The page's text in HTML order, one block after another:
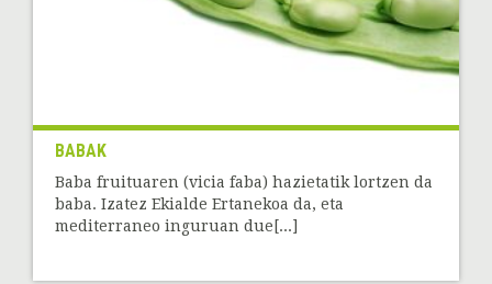
BABAK
Baba fruituaren (vicia faba) hazietatik lortzen da
baba. Izatez Ekialde Ertanekoa da, eta
mediterraneo inguruan due[...]